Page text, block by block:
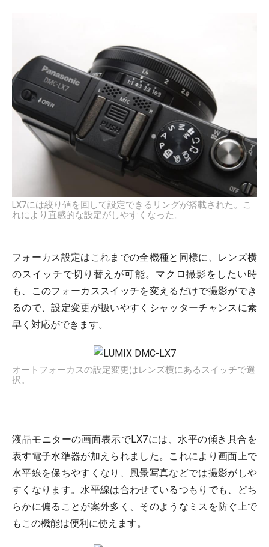
LX7には絞り値を回して設定できるリングが搭載された。こ
れにより直感的な設定がしやすくなった。
フォーカス設定はこれまでの全機種と同様に、レンズ横
のスイッチで切り替えが可能。マクロ撮影をしたい時
も、このフォーカススイッチを変えるだけで撮影ができ
るので、設定変更が扱いやすくシャッターチャンスに素
早く対応ができます。
オートフォーカスの設定変更はレンズ横にあるスイッチで選
択。
液晶モニターの画面表示でLX7には、水平の傾き具合を
表す電子水準器が加えられました。これにより画面上で
水平線を保ちやすくなり、風景写真などでは撮影がしや
すくなります。水平線は合わせているつもりでも、どち
らかに偏ることが案外多く、そのようなミスを防ぐ上で
もこの機能は便利に使えます。